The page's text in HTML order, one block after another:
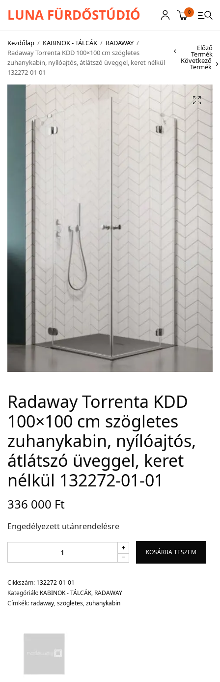
LUNA FÜRDŐSTÚDIÓ 0
Kezdőlap / KABINOK - TÁLCÁK / RADAWAY /
Radaway Torrenta KDD 100×100 cm szögletes
zuhanykabin, nyílóajtós, átlátszó üveggel, keret nélkül
132272-01-01
Előző
Termék
Következő
Termék
Radaway Torrenta KDD
100×100 cm szögletes
zuhanykabin, nyílóajtós,
átlátszó üveggel, keret
nélkül 132272-01-01
336 000 Ft
Engedélyezett utánrendelésre
KOSÁRBA TESZEM
Cikkszám: 132272-01-01
Kategóriák: KABINOK - TÁLCÁK, RADAWAY
Címkék: radaway,szögletes,zuhanykabin
CSAPTELEPEK
SZANITEREK
SCHWAB
KÁDAK
KABINOK – TÁLCÁK
TOVÁBBI TERMÉKEK
BEMUTATÓTERMÜNK KÉPEKBEN
AKCIÓS TERMÉKEK
Adatvédelem
Garancia érvényesítése
Általános Szerződési Feltételek
Szállítási információk
Copyright © 2021 Premium WordPress Themes . All rights reserved.